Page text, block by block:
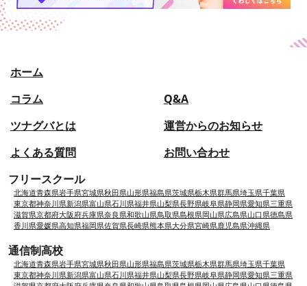
ホーム
コラム
Q&A
ツナグバとは
よくある質問
運営からのお知らせ
お問い合わせ
フリースクール
北海道青森県岩手県宮城県秋田県山形県福島県茨城県栃木県群馬県埼玉県千葉県
東京都神奈川県新潟県富山県石川県福井県山梨県長野県岐阜県静岡県愛知県三重県
滋賀県京都府大阪府兵庫県奈良県和歌山県鳥取県島根県岡山県広島県山口県徳島県
香川県愛媛県高知県福岡県佐賀県長崎県熊本県大分県宮崎県鹿児島県沖縄県
通信制高校
北海道青森県岩手県宮城県秋田県山形県福島県茨城県栃木県群馬県埼玉県千葉県
東京都神奈川県新潟県富山県石川県福井県山梨県長野県岐阜県静岡県愛知県三重県